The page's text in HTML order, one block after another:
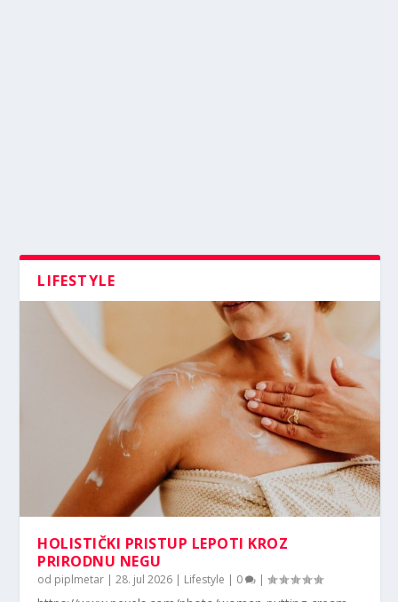
LIFESTYLE
HOLISTIČKI PRISTUP LEPOTI KROZ
PRIRODNU NEGU
od piplmetar |28. jul 2026 | Lifestyle | 0 |